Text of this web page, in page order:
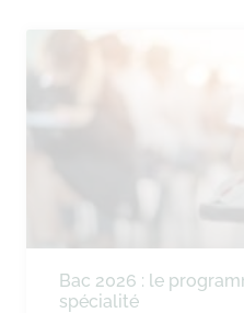
Bac 2026 : le
spécialité